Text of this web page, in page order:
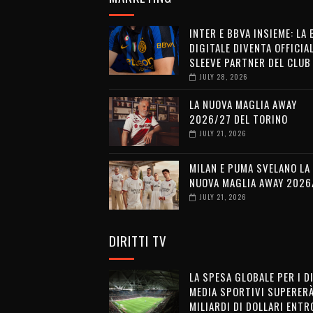
INTER E BBVA INSIEME: LA
DIGITALE DIVENTA OFFICIAL
SLEEVE PARTNER DEL CLUB
JULY 28, 2026
LA NUOVA MAGLIA AWAY
2026/27 DEL TORINO
JULY 21, 2026
MILAN E PUMA SVELANO LA
NUOVA MAGLIA AWAY
JULY 21, 2026
DIRITTI TV
LA SPESA GLOBALE PER I
MEDIA SPORTIVI
MILIARDI DI DOLLARI